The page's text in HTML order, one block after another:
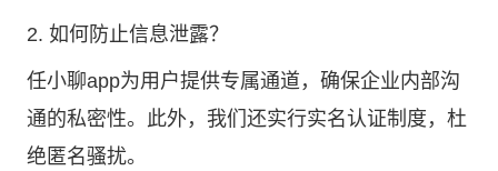
2. 如何防止信息泄露？
任小聊app为用户提供专属通道，确保企业内部沟
通的私密性。此外，我们还实行实名认证制度，杜
绝匿名骚扰。